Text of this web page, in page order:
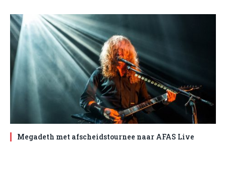
Megadeth met afscheidstournee naar AFAS Live